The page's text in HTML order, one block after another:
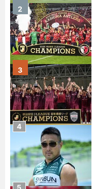
2
3
4
5